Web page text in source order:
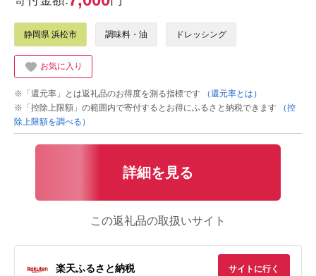
静岡県 浜松市 調味料・油 ドレッシング
お気に入り
※「還元率」とは返礼品のお得度を測る指標です
（還元率とは）
※「控除上限額」の範囲内で寄付するとお得にふるさと納税できます
（控
除上限額を調べる）
詳細を見る
この返礼品の取扱いサイト
楽天ふるさと納税 サイトに行く